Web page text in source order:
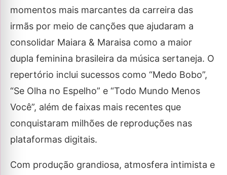
momentos mais marcantes da carreira das
irmãs por meio de canções que ajudaram a
consolidar Maiara & Maraisa como a maior
dupla feminina brasileira da música sertaneja. O
repertório inclui sucessos como “Medo Bobo”,
“Se Olha no Espelho” e “Todo Mundo Menos
Você”, além de faixas mais recentes que
conquistaram milhões de reproduções nas
plataformas digitais.
Com produção grandiosa, atmosfera intimista e